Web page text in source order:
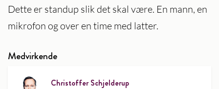
Dette er standup slik det skal være. En mann, en
mikrofon og over en time med latter.
Medvirkende
Christoffer Schjelderup